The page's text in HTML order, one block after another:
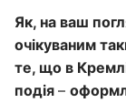
Як, на ваш
очікуваним
те, що в
подія –